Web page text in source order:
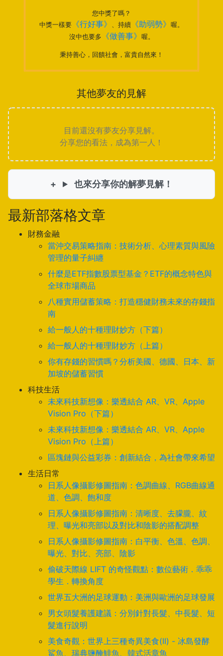
您中獎了嗎？
中獎一樣要 《行好事》 、持續 《助弱勢》 喔。
沒中也要多
《做善事》 喔。
秉持善心，回饋社會，富貴自然來！
其他夢友的見解
目前還沒有夢友分享見解。
分享您的看法，成為第一人！
也來分享你的解夢見解！
最新部落格文章
財務金融
當沖交易策略指南：技術分析、心理素質與風險
管理的量子糾纏
什麼是ETF指數股票型基金？ETF的概念特色與
全球市場商品
八種實用儲蓄策略：打造穩健財務未來的存錢指
南
給一般人的十種理財妙方（下篇）
給一般人的十種理財妙方（上篇）
你有存錢的習慣嗎？分析美國、德國、日本、新
加坡的儲蓄習慣
科技生活
未來科技新想像：樂透結合 AR、VR、Apple
Vision Pro（下篇）
未來科技新想像：樂透結合 AR、VR、Apple
Vision Pro（上篇）
區塊鏈與公益彩券：創新結合，為社會帶來希望
生活日常
日系人像攝影修圖指南：色調曲線、RGB曲線通
道、色調、飽和度
日系人像攝影修圖指南：清晰度、去朦朧、紋
理、曝光和亮部以及對比和陰影的搭配調整
日系人像攝影修圖指南：白平衡、色溫、色調、
曝光、對比、亮部、陰影
偷破天際線 LIFT 的奇怪觀點：數位藝術．乖乖
學生．轉換角度
世界五大洲的足球運動：美洲與歐洲的足球發展
男女頭髮養護建議：分別針對長髮、中長髮、短
髮進行說明
美食奇觀：世界上三種奇異美食(II) - 冰島發酵
鯊魚、瑞典鹽醃鯡魚、韓式活章魚